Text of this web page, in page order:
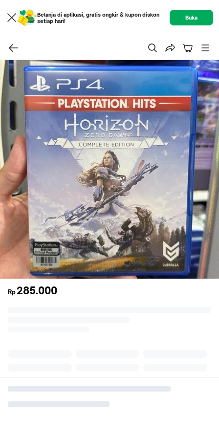
Belanja di aplikasi, gratis ongkir & kupon diskon
setiap hari!
Buka
Rp 285.000